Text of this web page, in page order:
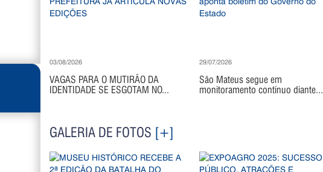
03/08/2026
VAGAS PARA O MUTIRÃO DA
IDENTIDADE SE ESGOTAM NO...
29/07/2026
São Mateus segue em
monitoramento contínuo diante...
GALERIA DE FOTOS [+]